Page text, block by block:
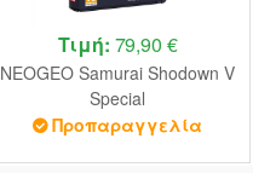
Τιμή: 79,90 €
NEOGEO Samurai Shodown V
Special
Προπαραγγελία